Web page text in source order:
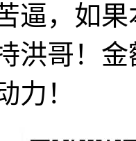
逼，如
洪哥！
力！